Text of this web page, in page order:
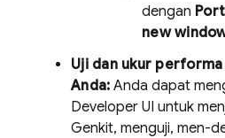
dengan
new
Uji dan ukur
Anda: Anda dapat
Developer UI untuk
Genkit, menguji, men-